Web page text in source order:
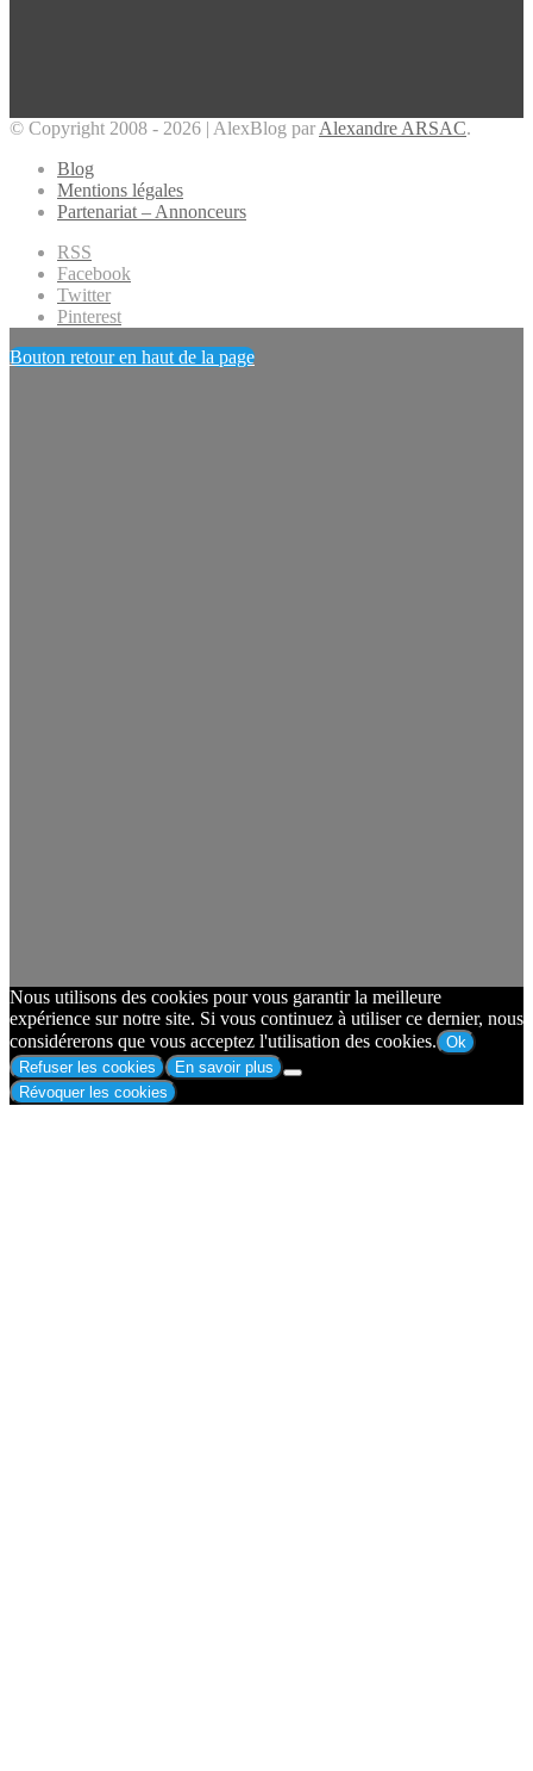
© Copyright 2008 - 2026 | AlexBlog par Alexandre ARSAC.
Blog
Mentions légales
Partenariat – Annonceurs
RSS
Facebook
Twitter
Pinterest
Bouton retour en haut de la page
Nous utilisons des cookies pour vous garantir la meilleure
expérience sur notre site. Si vous continuez à utiliser ce dernier, nous
considérerons que vous acceptez l'utilisation des cookies. Ok
Refuser les cookies
En savoir plus
Révoquer les cookies